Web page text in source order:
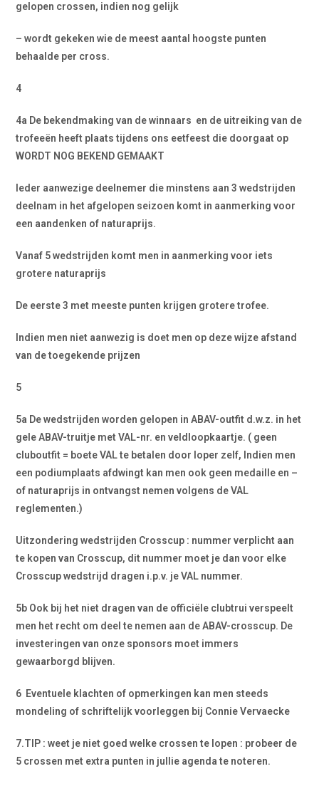
gelopen crossen, indien nog gelijk
– wordt gekeken wie de meest aantal hoogste punten
behaalde per cross.
4
4a De bekendmaking van de winnaars en de uitreiking van de
trofeeën heeft plaats tijdens ons eetfeest die doorgaat op
WORDT NOG BEKEND GEMAAKT
Ieder aanwezige deelnemer die minstens aan 3 wedstrijden
deelnam in het afgelopen seizoen komt in aanmerking voor
een aandenken of naturaprijs.
Vanaf 5 wedstrijden komt men in aanmerking voor iets
grotere naturaprijs
De eerste 3 met meeste punten krijgen grotere trofee.
Indien men niet aanwezig is doet men op deze wijze afstand
van de toegekende prijzen
5
5a De wedstrijden worden gelopen in ABAV-outfit d.w.z. in het
gele ABAV-truitje met VAL-nr. en veldloopkaartje. ( geen
cluboutfit = boete VAL te betalen door loper zelf, Indien men
een podiumplaats afdwingt kan men ook geen medaille en –
of naturaprijs in ontvangst nemen volgens de VAL
reglementen.)
Uitzondering wedstrijden Crosscup : nummer verplicht aan
te kopen van Crosscup, dit nummer moet je dan voor elke
Crosscup wedstrijd dragen i.p.v. je VAL nummer.
5b Ook bij het niet dragen van de officiële clubtrui verspeelt
men het recht om deel te nemen aan de ABAV-crosscup. De
investeringen van onze sponsors moet immers
gewaarborgd blijven.
6 Eventuele klachten of opmerkingen kan men steeds
mondeling of schriftelijk voorleggen bij Connie Vervaecke
7.TIP : weet je niet goed welke crossen te lopen : probeer de
5 crossen met extra punten in jullie agenda te noteren.